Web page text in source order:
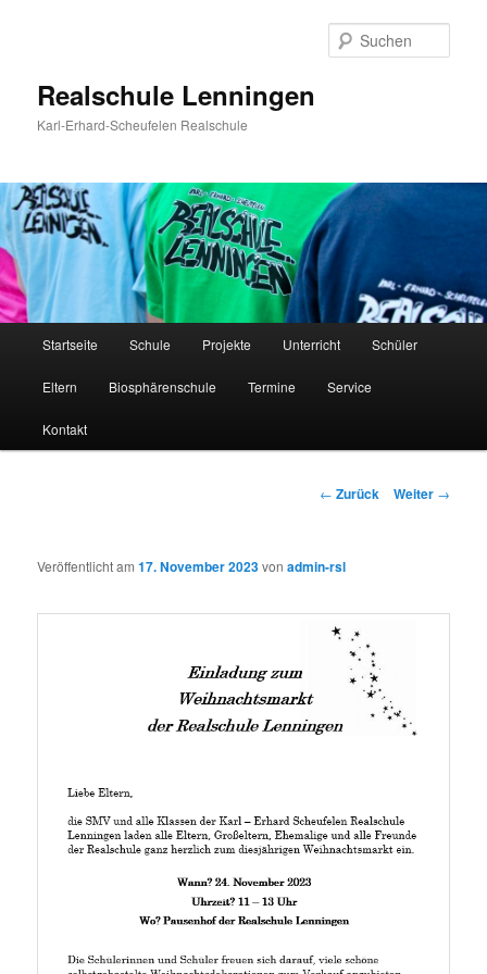
Realschule Lenningen
Karl-Erhard-Scheufelen Realschule
Startseite Schule Projekte Unterricht Schüler
Eltern Biosphärenschule Termine Service
Kontakt
Beitrags-
← Zurück Weiter →
Veröffentlicht am17. November 2023vonadmin-rsl